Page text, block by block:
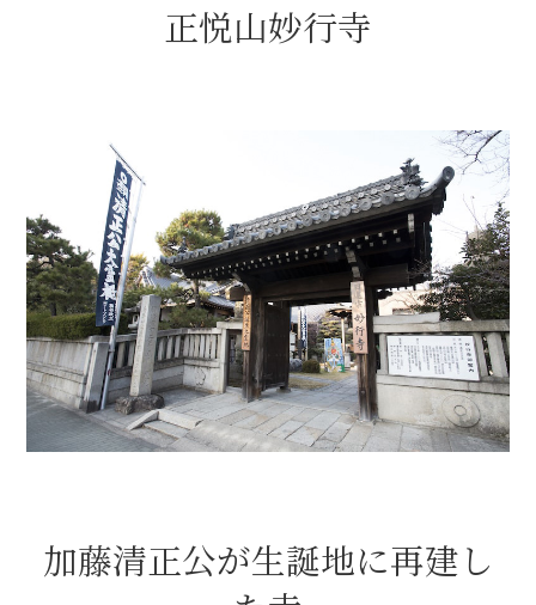
名古屋＜秀長＞観光モデルコース
豊臣秀吉と名古屋の関係
秀吉関連 史跡 一覧
秀吉グルメ・土産 一覧
秀吉功路
信長関連 史跡 一覧
正悦山妙行寺
加藤清正公が生誕地に再建し